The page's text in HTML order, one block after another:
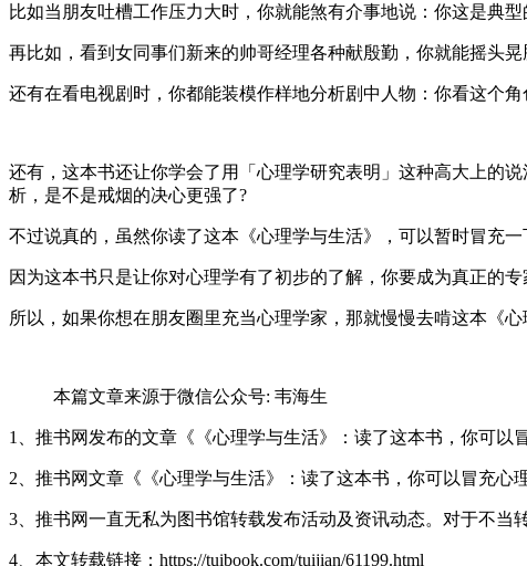
比如当朋友吐槽工作压力大时，你就能煞有介事地说：你这是典
再比如，看到女同事们新来的帅哥经理各种献殷勤，你就能摇头
还有在看电视剧时，你都能装模作样地分析剧中人物：你看这个
还有，这本书还让你学会了用「心理学研究表明」这种高大上的
析，是不是戒烟的决心更强了?
不过说真的，虽然你读了这本《心理学与生活》，可以暂时冒充
因为这本书只是让你对心理学有了初步的了解，你要成为真正的
所以，如果你想在朋友圈里充当心理学家，那就慢慢去啃这本《
本篇文章来源于微信公众号: 韦海生
1、推书网发布的文章《《心理学与生活》：读了这本书，你可以
2、推书网文章《《心理学与生活》：读了这本书，你可以冒充心
3、推书网一直无私为图书馆转载发布活动及资讯动态。对于不当
4、本文转载链接：https://tuibook.com/tuijian/61199.html